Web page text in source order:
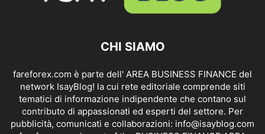
CHI SIAMO
fareforex.com è parte dell' AREA BUSINESS FINANCE del
network IsayBlog! la cui rete editoriale comprende siti
tematici di informazione indipendente che contano sul
contributo di appassionati ed esperti del settore. Per
pubblicità, comunicati e collaborazioni: info@isayblog.com